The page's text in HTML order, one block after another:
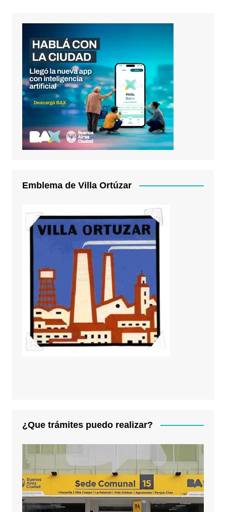
Emblema de Villa Ortúzar
¿Que trámites puedo realizar?